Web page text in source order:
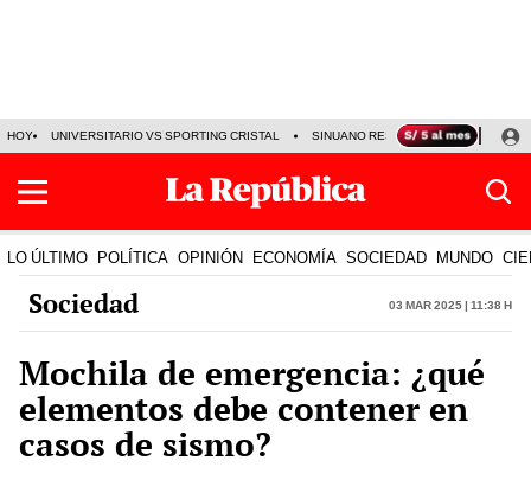
HOY UNIVERSITARIO VS SPORTING CRISTAL SINUANO RESULTADOS HOY
LO ÚLTIMO POLÍTICA OPINIÓN ECONOMÍA SOCIEDAD MUNDO
Sociedad 03 Mar 2025 | 11:38 h
Mochila de emergencia: ¿qué
elementos debe contener en
casos de sismo?